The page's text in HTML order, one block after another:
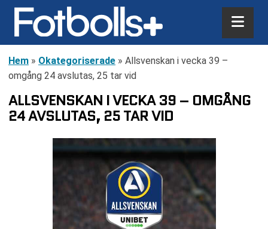
Hem » Okategoriserade » Allsvenskan i vecka 39 –
omgång 24 avslutas, 25 tar vid
ALLSVENSKAN I VECKA 39 – OMGÅNG
24 AVSLUTAS, 25 TAR VID